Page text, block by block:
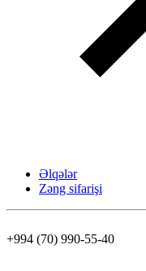
Əlqələr
Zəng sifarişi
+994 (70) 990-55-40